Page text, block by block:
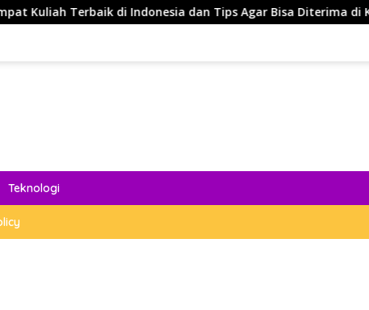
di Indonesia dan Tips Agar Bisa Diterima di Kampus Terbaik
Teknologi